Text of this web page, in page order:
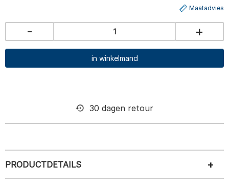
Maatadvies
- +
in winkelmand
30 dagen retour
PRODUCTDETAILS